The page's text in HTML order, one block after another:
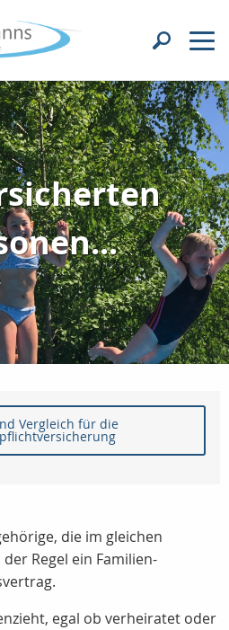
Vergleich für die
die im gleichen
Regel ein Familien-
egal ob verheiratet oder